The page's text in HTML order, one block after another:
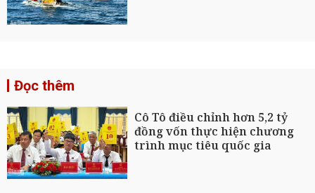
Đọc thêm
Cô Tô điều chỉnh hơn 5,2 tỷ
đồng vốn thực hiện chương
trình mục tiêu quốc gia